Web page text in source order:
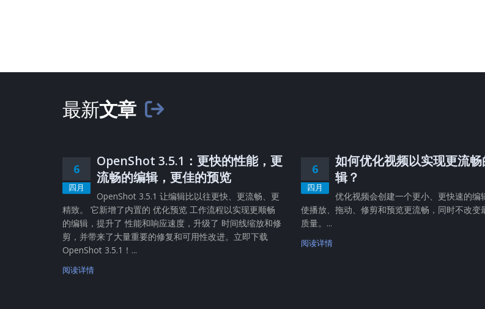
最新文章
6
四月
OpenShot 3.5.1：更快的性能，更
流畅的编辑，更佳的预览
OpenShot 3.5.1 让编辑比以往更快、更流畅、更
精致。 它新增了内置的 优化预览 工作流程以实现更顺畅
的编辑，提升了 性能和响应速度，升级了 时间线缩放和修
剪，并带来了大量重要的修复和可用性改进。立即下载
OpenShot 3.5.1！...
阅读详情
6
四月
如何优化视频以实现更流
辑？
优化视频会创建一个更小、更快速的编
使播放、拖动、修剪和预览更流畅，同时不改变
质量。...
阅读详情